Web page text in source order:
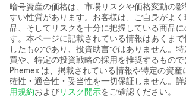
暗号資産の価格は、市場リスクや価格変動の
すい性質があります。お客様は、ご自身がよ
品、そしてリスクを十分に把握している商品
す。本ページに記載されている情報はあくま
したものであり、投資助言ではありません。
買や、特定の投資戦略の採用を推奨するもので
Phemex は、掲載されている情報や特定の資産
確性・適合性・妥当性を一切保証しません。詳
用規約およびリスク開示をご確認ください。